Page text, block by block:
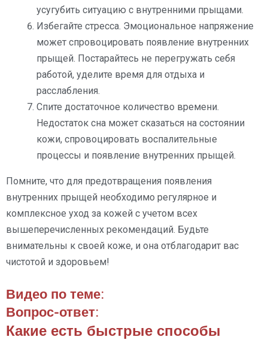
усугубить ситуацию с внутренними прыщами.
Избегайте стресса. Эмоциональное напряжение
может спровоцировать появление внутренних
прыщей. Постарайтесь не перегружать себя
работой, уделите время для отдыха и
расслабления.
Спите достаточное количество времени.
Недостаток сна может сказаться на состоянии
кожи, спровоцировать воспалительные
процессы и появление внутренних прыщей.
Помните, что для предотвращения появления
внутренних прыщей необходимо регулярное и
комплексное уход за кожей с учетом всех
вышеперечисленных рекомендаций. Будьте
внимательны к своей коже, и она отблагодарит вас
чистотой и здоровьем!
Видео по теме:
Вопрос-ответ:
Какие есть быстрые способы